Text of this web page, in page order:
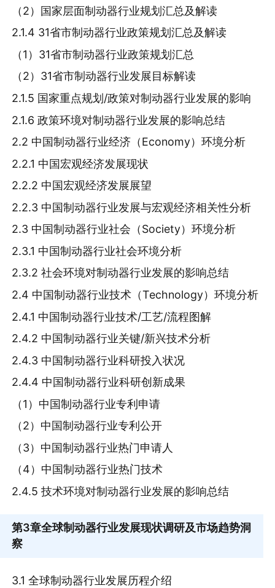
（2）国家层面制动器行业规划汇总及解读
2.1.4 31省市制动器行业政策规划汇总及解读
（1）31省市制动器行业政策规划汇总
（2）31省市制动器行业发展目标解读
2.1.5 国家重点规划/政策对制动器行业发展的影响
2.1.6 政策环境对制动器行业发展的影响总结
2.2 中国制动器行业经济（Economy）环境分析
2.2.1 中国宏观经济发展现状
2.2.2 中国宏观经济发展展望
2.2.3 中国制动器行业发展与宏观经济相关性分析
2.3 中国制动器行业社会（Society）环境分析
2.3.1 中国制动器行业社会环境分析
2.3.2 社会环境对制动器行业发展的影响总结
2.4 中国制动器行业技术（Technology）环境分析
2.4.1 中国制动器行业技术/工艺/流程图解
2.4.2 中国制动器行业关键/新兴技术分析
2.4.3 中国制动器行业科研投入状况
2.4.4 中国制动器行业科研创新成果
（1）中国制动器行业专利申请
（2）中国制动器行业专利公开
（3）中国制动器行业热门申请人
（4）中国制动器行业热门技术
2.4.5 技术环境对制动器行业发展的影响总结
第3章全球制动器行业发展现状调研及市场趋势洞
察
3.1 全球制动器行业发展历程介绍